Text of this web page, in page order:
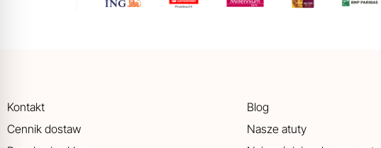
Kontakt
Cennik dostaw
Blog
Nasze atuty